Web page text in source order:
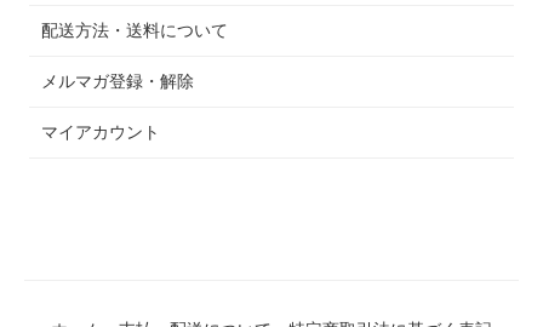
配送方法・送料について
メルマガ登録・解除
マイアカウント